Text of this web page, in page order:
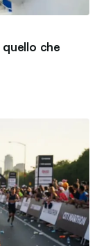
che